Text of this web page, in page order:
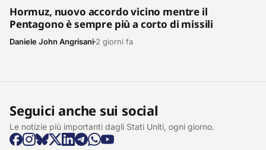
Hormuz, nuovo accordo vicino mentre il
Pentagono è sempre più a corto di missili
Daniele John Angrisani 2 giorni fa
Seguici anche sui social
Le notizie più importanti dagli Stati Uniti, ogni giorno.